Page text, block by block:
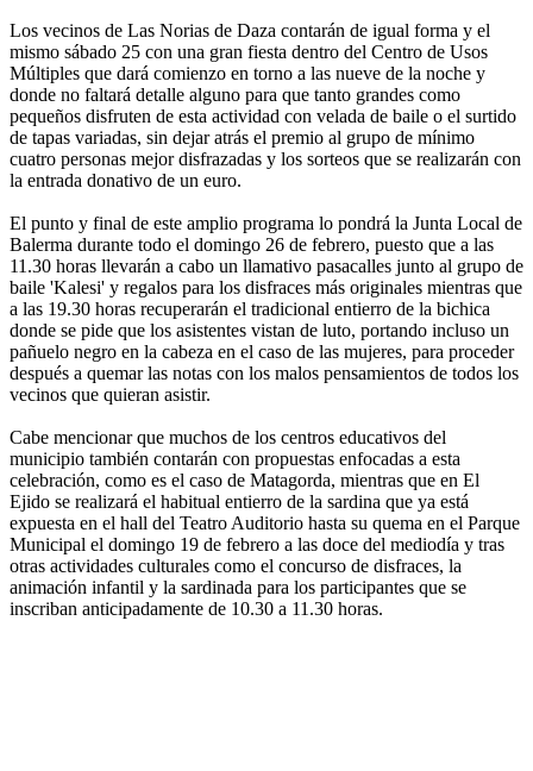
Los vecinos de Las Norias de Daza contarán de igual forma y el
mismo sábado 25 con una gran fiesta dentro del Centro de Usos
Múltiples que dará comienzo en torno a las nueve de la noche y
donde no faltará detalle alguno para que tanto grandes como
pequeños disfruten de esta actividad con velada de baile o el surtido
de tapas variadas, sin dejar atrás el premio al grupo de mínimo
cuatro personas mejor disfrazadas y los sorteos que se realizarán con
la entrada donativo de un euro.
El punto y final de este amplio programa lo pondrá la Junta Local de
Balerma durante todo el domingo 26 de febrero, puesto que a las
11.30 horas llevarán a cabo un llamativo pasacalles junto al grupo de
baile 'Kalesi' y regalos para los disfraces más originales mientras que
a las 19.30 horas recuperarán el tradicional entierro de la bichica
donde se pide que los asistentes vistan de luto, portando incluso un
pañuelo negro en la cabeza en el caso de las mujeres, para proceder
después a quemar las notas con los malos pensamientos de todos los
vecinos que quieran asistir.
Cabe mencionar que muchos de los centros educativos del
municipio también contarán con propuestas enfocadas a esta
celebración, como es el caso de Matagorda, mientras que en El
Ejido se realizará el habitual entierro de la sardina que ya está
expuesta en el hall del Teatro Auditorio hasta su quema en el Parque
Municipal el domingo 19 de febrero a las doce del mediodía y tras
otras actividades culturales como el concurso de disfraces, la
animación infantil y la sardinada para los participantes que se
inscriban anticipadamente de 10.30 a 11.30 horas.